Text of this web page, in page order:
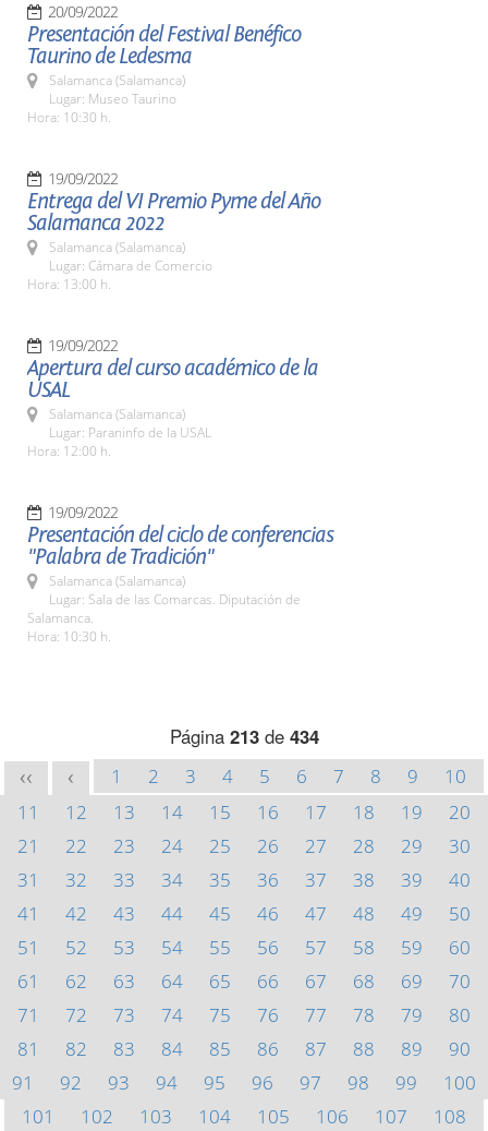
20/09/2022
Presentación del Festival Benéfico
Taurino de Ledesma
Salamanca (Salamanca)
Lugar: Museo Taurino
Hora: 10:30 h.
19/09/2022
Entrega del VI Premio Pyme del Año
Salamanca 2022
Salamanca (Salamanca)
Lugar: Cámara de Comercio
Hora: 13:00 h.
19/09/2022
Apertura del curso académico de la
USAL
Salamanca (Salamanca)
Lugar: Paraninfo de la USAL
Hora: 12:00 h.
19/09/2022
Presentación del ciclo de conferencias
"Palabra de Tradición"
Salamanca (Salamanca)
Lugar: Sala de las Comarcas. Diputación de
Salamanca.
Hora: 10:30 h.
Página 213de 434
<< < 1 2 3 4 5 6 7 8 9
10
11
12 13 14 15 16 17 18 19
20
21
22 23 24 25 26 27 28 29
30
31
32 33 34 35 36 37 38 39
40
41
42 43 44 45 46 47 48 49
50
51
52 53 54 55 56 57 58 59
60
61
62 63 64 65 66 67 68 69
70
71
72 73 74 75 76 77 78 79
80
81
82 83 84 85 86 87 88 89
90
91
92 93 94 95 96 97 98 99
100
101
102 103 104 105 106 107
108